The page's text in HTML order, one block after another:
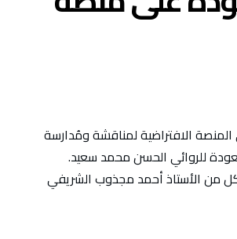
الافتراضية لمناقشة ومُدارسة
للروائي الحسن محمد سعيد.
كل من الأستاذ أحمد مجذوب الشريفي